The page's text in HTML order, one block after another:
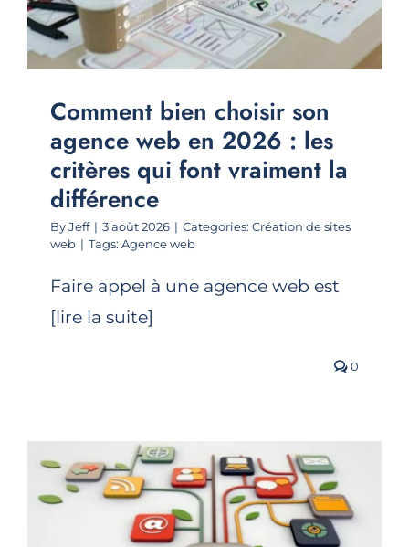
Comment bien choisir son
agence web en 2026 : les
critères qui font vraiment la
différence
ByJeff | 3 août 2026 | Categories: Création de sites
web | Tags: Agence web
Faire appel à une agence web est
[lire la suite]
0